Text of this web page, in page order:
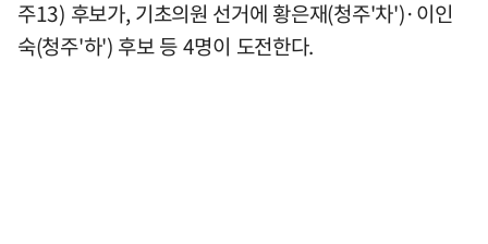
주13) 후보가, 기초의원 선거에 황은재(청주'차')·이인
숙(청주'하') 후보 등 4명이 도전한다.